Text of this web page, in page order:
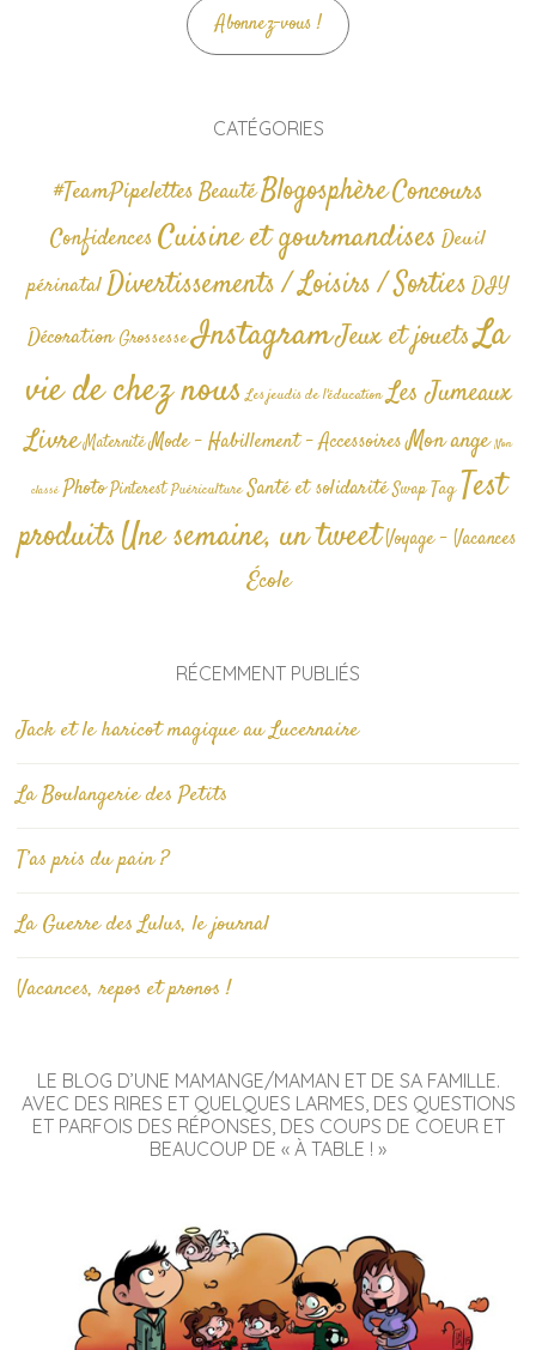
Abonnez-vous !
CATÉGORIES
#TeamPipelettesBeautéBlogosphèreConcours
Confidences Cuisine et gourmandises Deuil
périnatalDivertissements / Loisirs / SortiesDIY
Décoration GrossesseInstagramJeux et jouetsLa
vie de chez nous Les jeudis de l'éducation Les Jumeaux
Livre Maternité Mode - Habillement - AccessoiresMon ange Non
classé Photo Pinterest Puériculture Santé et solidarité Swap TagTest
produitsUne semaine, un tweetVoyage - Vacances
École
RÉCEMMENT PUBLIÉS
Jack et le haricot magique au Lucernaire
La Boulangerie des Petits
T’as pris du pain ?
La Guerre des Lulus, le journal
Vacances, repos et pronos !
LE BLOG D’UNE MAMANGE/MAMAN ET DE SA FAMILLE.
AVEC DES RIRES ET QUELQUES LARMES, DES QUESTIONS
ET PARFOIS DES RÉPONSES, DES COUPS DE COEUR ET
BEAUCOUP DE « À TABLE ! »